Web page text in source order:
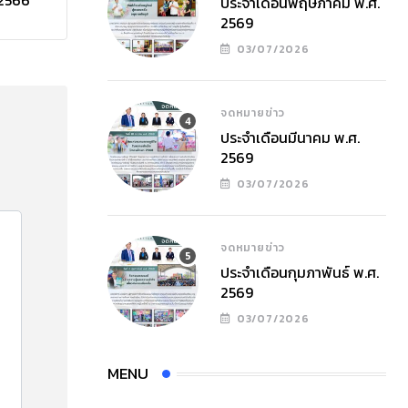
2569
03/07/2026
จดหมายข่าว
ประจำเดือนมีนาคม พ.ศ.
2569
03/07/2026
จดหมายข่าว
ประจำเดือนกุมภาพันธ์ พ.ศ.
2569
03/07/2026
MENU